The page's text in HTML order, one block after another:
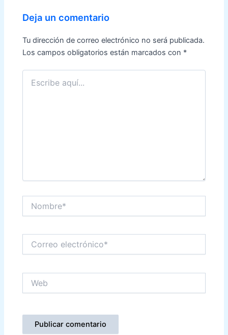
Deja un comentario
Tu dirección de correo electrónico no será publicada.
Los campos obligatorios están marcados con *
Escribe
aquí...
electrónico*